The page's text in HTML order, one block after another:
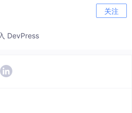
关注
DevPress